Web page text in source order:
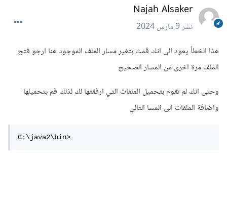
java2.rar ·
Najah Alsaker
نشر9 مارس 2024
هذا الخطأ يعود الى انك قمت بتغير مسار الملف الموجود هنا ارجو فتح
الملف مرة اخرى من المسار الصحيح
وحتى انك لم تقوم بتحميل الملفات التي ارفقتها لك لذلك قم بتحميلها
واضافة الملفات الى المسا التالي
C:\java2\bin>